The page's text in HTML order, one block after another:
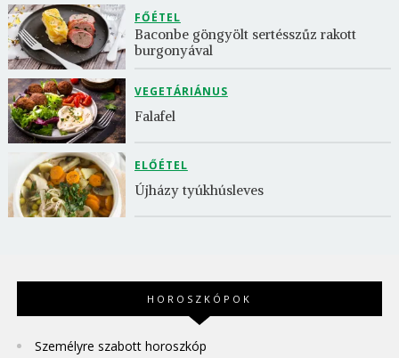
FŐÉTEL
Baconbe göngyölt sertésszűz rakott
burgonyával
VEGETÁRIÁNUS
Falafel
ELŐÉTEL
Újházy tyúkhúsleves
HOROSZKÓPOK
Személyre szabott horoszkóp